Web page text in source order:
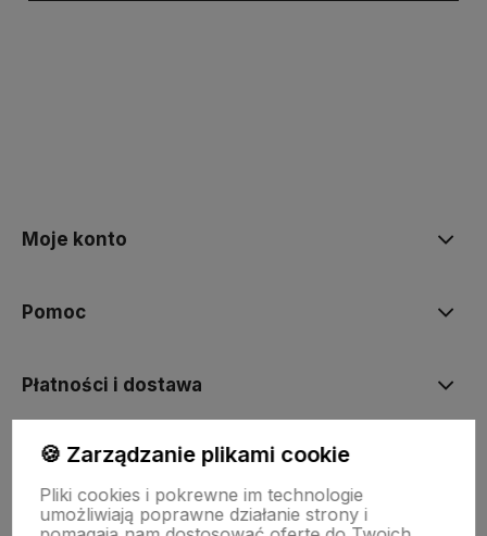
Moje konto
Pomoc
Płatności i dostawa
Informacje
O nas
🍪 Zarządzanie plikami cookie
Pliki cookies i pokrewne im technologie
umożliwiają poprawne działanie strony i